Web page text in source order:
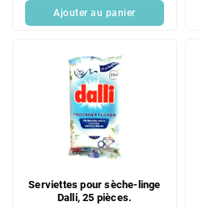
Ajouter au panier
Serviettes pour sèche-linge
Dalli, 25 pièces.